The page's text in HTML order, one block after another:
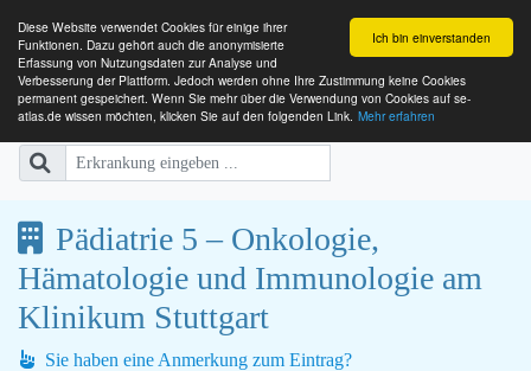
Ich bin einverstanden
Diese Website verwendet Cookies für einige ihrer
Funktionen. Dazu gehört auch die anonymisierte
Erfassung von Nutzungsdaten zur Analyse und
Verbesserung der Plattform. Jedoch werden ohne Ihre Zustimmung keine Cookies
permanent gespeichert. Wenn Sie mehr über die Verwendung von Cookies auf se-
atlas.de wissen möchten, klicken Sie auf den folgenden Link. Mehr erfahren
SE-ATLAS
Versorgungsatlas für Menschen
Pädiatrie 5 – Onkologie,
Hämatologie und Immunologie am
Klinikum Stuttgart
Sie haben eine Anmerkung zum Eintrag?